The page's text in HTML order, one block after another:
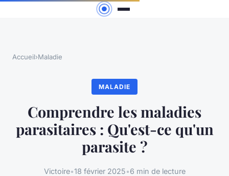
Accueil›Maladie
MALADIE
Comprendre les maladies
parasitaires : Qu'est-ce qu'un
parasite ?
Victoire•18 février 2025•6 min de lecture